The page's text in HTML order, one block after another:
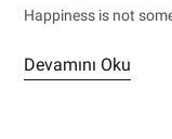
Happiness is not
Devamını Oku